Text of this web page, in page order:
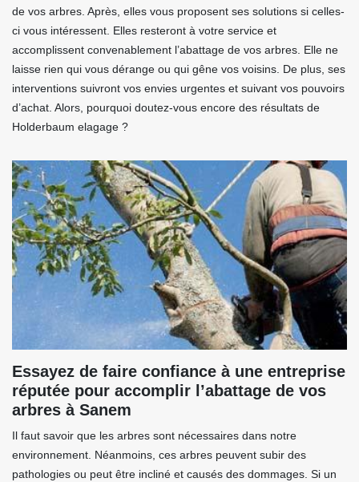
de vos arbres. Après, elles vous proposent ses solutions si celles-
ci vous intéressent. Elles resteront à votre service et
accomplissent convenablement l’abattage de vos arbres. Elle ne
laisse rien qui vous dérange ou qui gêne vos voisins. De plus, ses
interventions suivront vos envies urgentes et suivant vos pouvoirs
d’achat. Alors, pourquoi doutez-vous encore des résultats de
Holderbaum elagage ?
Essayez de faire confiance à une entreprise
réputée pour accomplir l’abattage de vos
arbres à Sanem
Il faut savoir que les arbres sont nécessaires dans notre
environnement. Néanmoins, ces arbres peuvent subir des
pathologies ou peut être incliné et causés des dommages. Si un